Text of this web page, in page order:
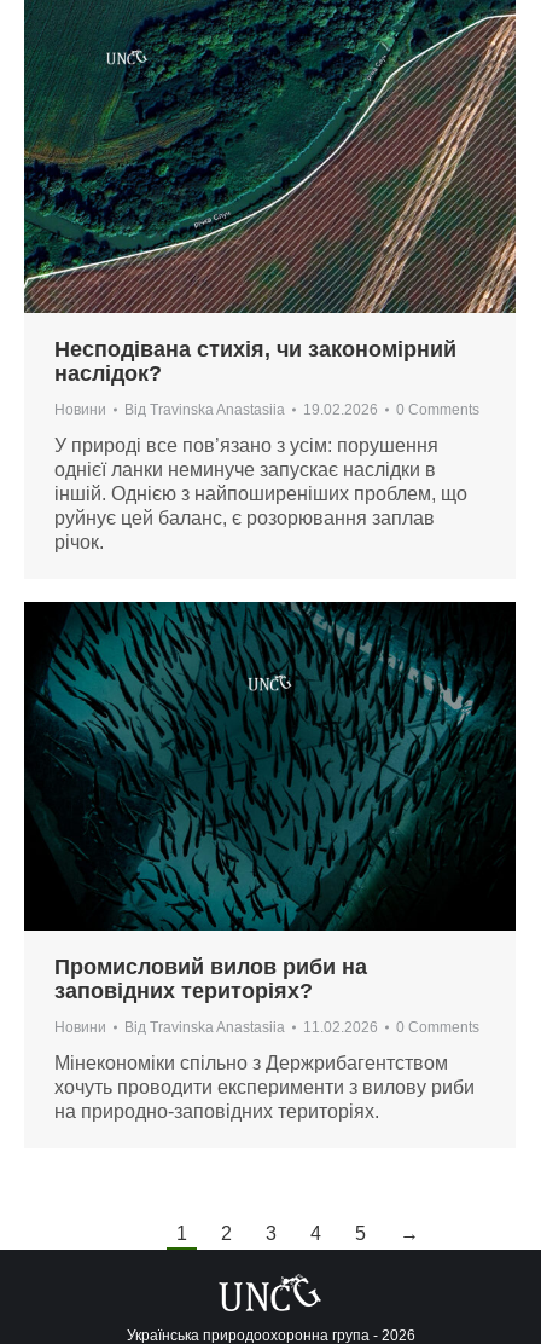
Несподівана стихія, чи закономірний
наслідок?
Новини Від Travinska Anastasiia 19.02.2026 0 Comments
У природі все пов’язано з усім: порушення
однієї ланки неминуче запускає наслідки в
іншій. Однією з найпоширеніших проблем, що
руйнує цей баланс, є розорювання заплав
річок.
Промисловий вилов риби на
заповідних територіях?
Новини Від Travinska Anastasiia 11.02.2026 0 Comments
Мінекономіки спільно з Держрибагентством
хочуть проводити експерименти з вилову риби
на природно-заповідних територіях.
1 2 3 4 5 →
Українська природоохоронна група - 2026